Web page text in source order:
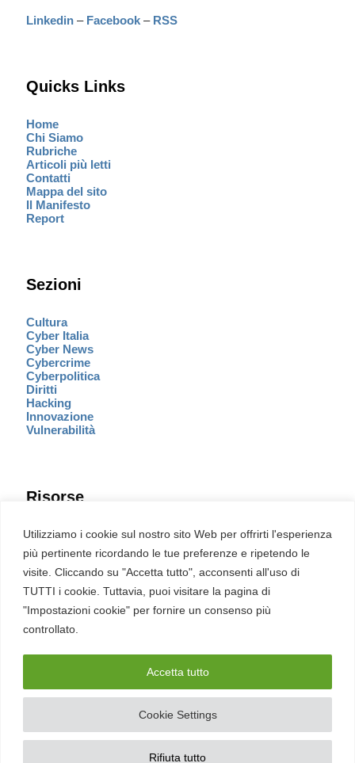
Utilizziamo i cookie sul nostro sito Web per offrirti l'esperienza
più pertinente ricordando le tue preferenze e ripetendo le
visite. Cliccando su "Accetta tutto", acconsenti all'uso di
TUTTI i cookie. Tuttavia, puoi visitare la pagina di
"Impostazioni cookie" per fornire un consenso più
controllato.
Cookie Settings
Rifiuta tutto
Accetta tutto
Linkedin – Facebook – RSS
Quicks Links
Home
Chi Siamo
Rubriche
Articoli più letti
Contatti
Mappa del sito
Il Manifesto
Report
Sezioni
Cultura
Cyber Italia
Cyber News
Cybercrime
Cyberpolitica
Diritti
Hacking
Innovazione
Vulnerabilità
Risorse
Eventi
Fumetto Cyber
Newsletter
Servizi
Pubblicità
English
Ultime CVE critiche
2026 – REDHOTCYBER Srl. Tutti i diritti riservati